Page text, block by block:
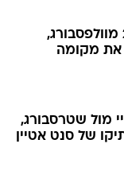
קיל סחטה 2:2 מוולפסבורג,
את מקומה
מול שטרסבורג,
של סנט אטיין